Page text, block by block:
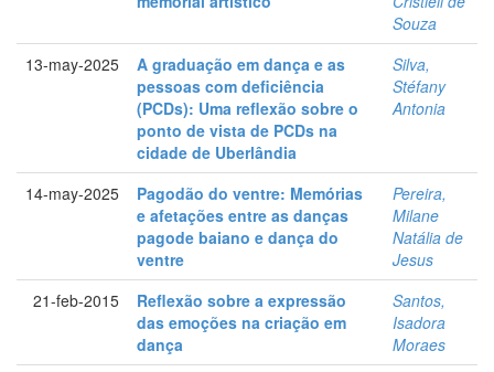
Souza
13-may-2025
A graduação em dança e as
pessoas com deficiência
(PCDs): Uma reflexão sobre o
ponto de vista de PCDs na
cidade de Uberlândia
Silva,
Stéfany
Antonia
14-may-2025
Pagodão do ventre: Memórias
e afetações entre as danças
pagode baiano e dança do
ventre
Pereira,
Milane
Natália de
Jesus
21-feb-2015
Reflexão sobre a expressão
das emoções na criação em
dança
Santos,
Isadora
Moraes